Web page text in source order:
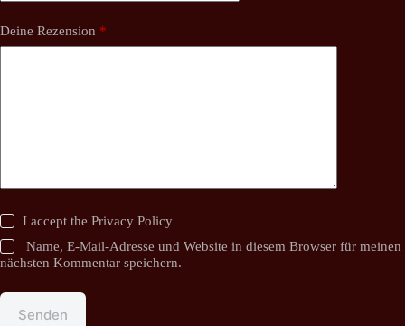
Deine Rezension *
I accept thePrivacy Policy
Name, E-Mail-Adresse und Website in diesem Browser für meinen
nächsten Kommentar speichern.
Senden